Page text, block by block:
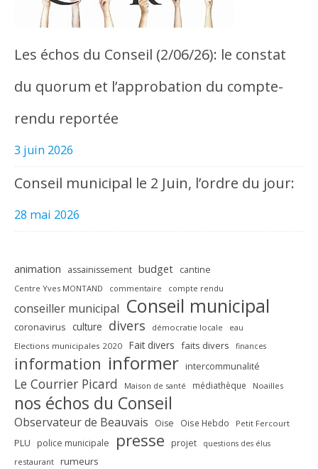
Les échos du Conseil (2/06/26): le constat
du quorum et l’approbation du compte-
rendu reportée
3 juin 2026
Conseil municipal le 2 Juin, l’ordre du jour:
28 mai 2026
animation assainissement budget cantine
Centre Yves MONTAND commentaire compte rendu
conseiller municipal Conseil municipal
coronavirus culture divers démocratie locale eau
Elections municipales 2020 Fait divers faits divers finances
information informer intercommunalité
Le Courrier Picard Maison de santé médiathèque Noailles
nos échos du Conseil
Observateur de Beauvais Oise Oise Hebdo Petit Fercourt
PLU police municipale presse projet questions des élus
restaurant rumeurs